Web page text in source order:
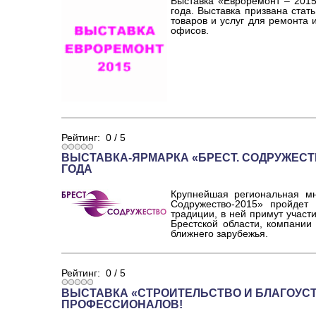
года. Выставка призвана
товаров и услуг для ремонта
офисов.
Рейтинг: 0 / 5
ВЫСТАВКА-ЯРМАРКА «БРЕСТ.
ГОДА
Крупнейшая региональная
Содружество-2015»
традиции, в ней примут
Брестской области,
ближнего зарубежья.
Рейтинг: 0 / 5
ВЫСТАВКА «СТРОИТЕЛЬСТВО И
ПРОФЕССИОНАЛОВ!